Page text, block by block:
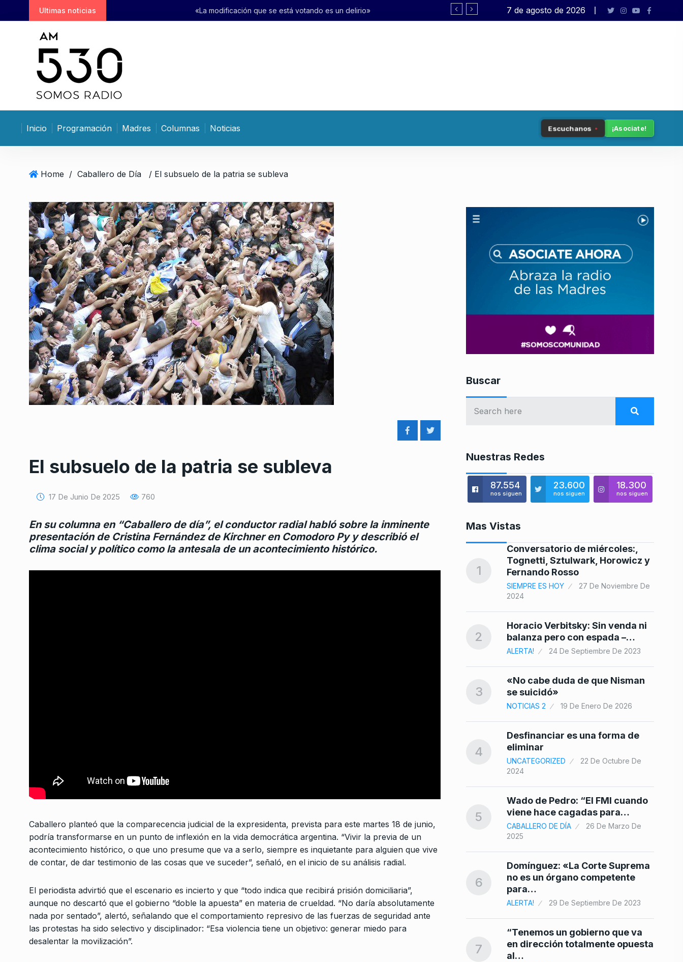
k
n
Ultimas noticias «La modificación que se está votando es un delirio» Pagano: «El presidente no está en sus
7 de agosto de 2026
Inicio Programación Madres Columnas Noticias Escuchanos ¡Asociate!
Home / Caballero de Día / El subsuelo de la patria se subleva
El subsuelo de la patria se subleva
17 De Junio De 2025 760
En su columna en “Caballero de día”, el conductor radial habló sobre la inminente
presentación de Cristina Fernández de Kirchner en Comodoro Py y describió el
clima social y político como la antesala de un acontecimiento histórico.
Caballero planteó que la comparecencia judicial de la expresidenta, prevista para este martes 18 de junio,
podría transformarse en un punto de inflexión en la vida democrática argentina. “Vivir la previa de un
acontecimiento histórico, o que uno presume que va a serlo, siempre es inquietante para alguien que vive
de contar, de dar testimonio de las cosas que ve suceder”, señaló, en el inicio de su análisis radial.
El periodista advirtió que el escenario es incierto y que “todo indica que recibirá prisión domiciliaria”,
aunque no descartó que el gobierno “doble la apuesta” en materia de crueldad. “No daría absolutamente
nada por sentado”, alertó, señalando que el comportamiento represivo de las fuerzas de seguridad ante
las protestas ha sido selectivo y disciplinador: “Esa violencia tiene un objetivo: generar miedo para
desalentar la movilización”.
Buscar
Nuestras Redes
87.554
nos siguen
23.600
nos siguen
18.300
nos siguen
Mas Vistas
1
Conversatorio de miércoles:,
Fernando Rosso
Wado de Pedro: “El FMI cuando
CABALLERO DE DÍA
26 De Marzo De
2025
Domínguez: «La Corte Suprema
para…
ALERTA! 29 De Septiembre De 2023
7
“Tenemos un gobierno que va
en dirección totalmente opuesta
«Cristina no está ni muerta ni
1
Conversatorio de miércoles:,
Tognetti, Sztulwark, Horowicz y
Fernando Rosso
SIEMPRE ES HOY
27 De Noviembre De
2024
2
Horacio Verbitsky: Sin venda ni
balanza pero con espada –…
ALERTA! 24 De Septiembre De 2023
3
«No cabe duda de que Nisman
se suicidó»
NOTICIAS 2 19 De Enero De 2026
4
Desfinanciar es una forma de
eliminar
UNCATEGORIZED
22 De Octubre De
2024
5
Wado de Pedro: “El FMI cuando
viene hace cagadas para…
CABALLERO DE DÍA
26 De Marzo De
2025
6
Domínguez: «La Corte Suprema
no es un órgano competente
para…
ALERTA! 29 De Septiembre De 2023
7
“Tenemos un gobierno que va
en dirección totalmente opuesta
al…